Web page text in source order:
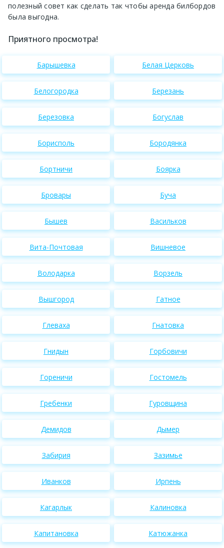
полезный совет как сделать так чтобы аренда билбордов
была выгодна.
Приятного просмотра!
Барышевка Белая Церковь
Белогородка Березань
Березовка Богуслав
Борисполь Бородянка
Бортничи Боярка
Бровары Буча
Бышев Васильков
Вита-Почтовая Вишневое
Володарка Ворзель
Вышгород Гатное
Глеваха Гнатовка
Гнидын Горбовичи
Гореничи Гостомель
Гребенки Гуровщина
Демидов Дымер
Забирия Зазимье
Иванков Ирпень
Кагарлык Калиновка
Капитановка Катюжанка